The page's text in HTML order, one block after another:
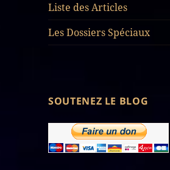
Liste des Articles
Les Dossiers Spéciaux
SOUTENEZ LE BLOG